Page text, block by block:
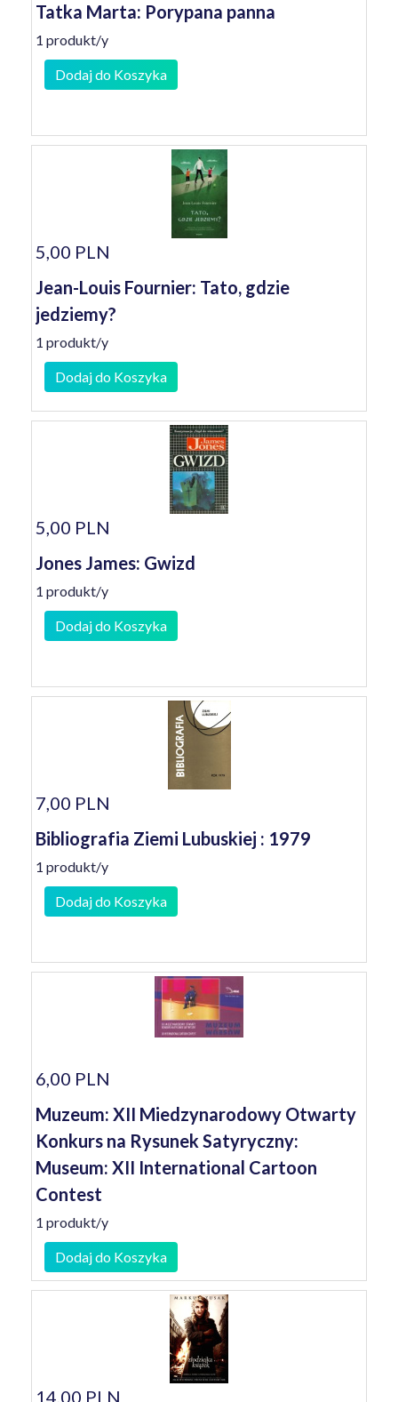
Tatka Marta: Porypana panna
1 produkt/y
Dodaj do Koszyka
5,00 PLN
Jean-Louis Fournier: Tato, gdzie
jedziemy?
1 produkt/y
Dodaj do Koszyka
5,00 PLN
Jones James: Gwizd
1 produkt/y
Dodaj do Koszyka
7,00 PLN
Bibliografia Ziemi Lubuskiej : 1979
1 produkt/y
Dodaj do Koszyka
6,00 PLN
Muzeum: XII Miedzynarodowy Otwarty
Konkurs na Rysunek Satyryczny:
Museum: XII International Cartoon
Contest
1 produkt/y
Dodaj do Koszyka
14,00 PLN